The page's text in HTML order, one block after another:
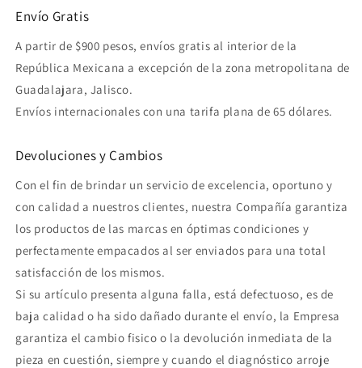
Envío Gratis
A partir de $900 pesos, envíos gratis al interior de la
República Mexicana a excepción de la zona metropolitana de
Guadalajara, Jalisco.
Envíos internacionales con una tarifa plana de 65 dólares.
Devoluciones y Cambios
Con el fin de brindar un servicio de excelencia, oportuno y
con calidad a nuestros clientes, nuestra Compañía garantiza
los productos de las marcas en óptimas condiciones y
perfectamente empacados al ser enviados para una total
satisfacción de los mismos.
Si su artículo presenta alguna falla, está defectuoso, es de
baja calidad o ha sido dañado durante el envío, la Empresa
garantiza el cambio fisico o la devolución inmediata de la
pieza en cuestión, siempre y cuando el diagnóstico arroje